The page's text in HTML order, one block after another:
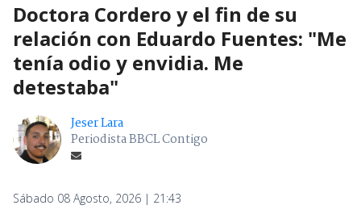
Doctora Cordero y el fin de su
relación con Eduardo Fuentes: "Me
tenía odio y envidia. Me
detestaba"
Jeser Lara
Periodista BBCL Contigo
Sábado 08 Agosto, 2026 | 21:43